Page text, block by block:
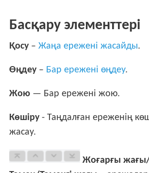
Басқару элементтері
Қосу–Жаңа ережені жасайды.
Өңдеу– Бар ережені өңдеу.
Жою — Бар ережені жою.
Көшіру- Таңдалған ереженің
жасау.
Жоғарғы